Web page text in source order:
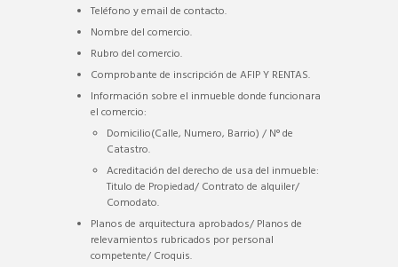
Teléfono y email de contacto.
Nombre del comercio.
Rubro del comercio.
Comprobante de inscripción de AFIP Y RENTAS.
Información sobre el inmueble donde funcionara
el comercio:
Domicilio(Calle, Numero, Barrio) / N° de
Catastro.
Acreditación del derecho de usa del inmueble:
Titulo de Propiedad/ Contrato de alquiler/
Comodato.
Planos de arquitectura aprobados/ Planos de
relevamientos rubricados por personal
competente/ Croquis.